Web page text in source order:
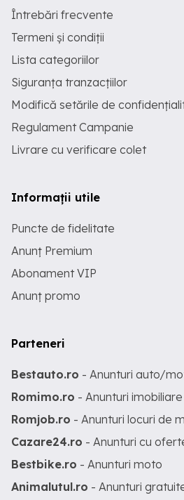
Întrebări frecvente
Termeni și condiții
Lista categoriilor
Siguranța tranzacțiilor
Modifică setările de
Regulament Campanie
Livrare cu verificare colet
Informații utile
Puncte de fidelitate
Anunț Premium
Abonament VIP
Anunț promo
Parteneri
Bestauto.ro - Anunturi auto/
Romimo.ro - Anunturi imobiliare
Romjob.ro - Anunturi locuri de
Cazare24.ro - Anunturi cu
Bestbike.ro - Anunturi moto
Animalutul.ro - Anunturi